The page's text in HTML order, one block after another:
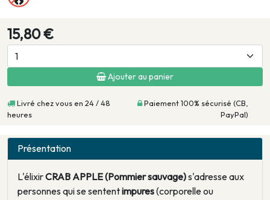
15,80 €
Ajouter au panier
Livré chez vous en 24 / 48
heures
Paiement 100% sécurisé (CB,
PayPal)
Présentation
L'élixirCRAB APPLE(Pommier sauvage)s'adresse aux
personnes qui se sententimpures(corporelle ou